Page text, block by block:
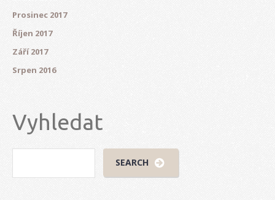
Prosinec 2017
Říjen 2017
Září 2017
Srpen 2016
Vyhledat